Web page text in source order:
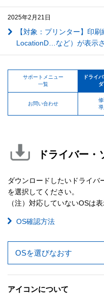
2025年2月21日
【対象：プリンター】印
LocationD…など）が表示
サポートメニュー
一覧
ドライ
お問い合わせ
修
ドライバー
ダウンロードしたいドライバ
を選択してください。
（注）対応していないOSは
OS確認方法
OSを選びなおす
アイコンについて